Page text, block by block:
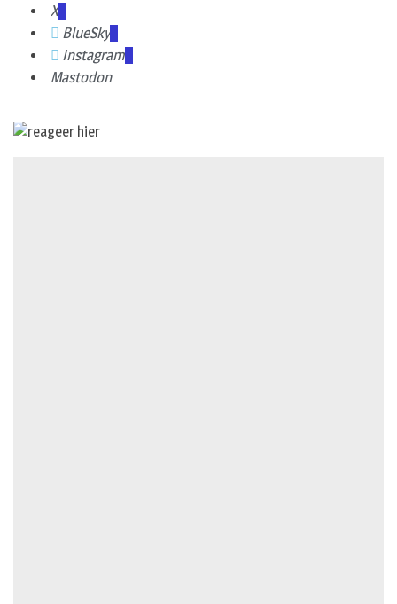
X
BlueSky
Instagram
Mastodon